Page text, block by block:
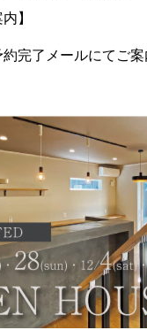
】
完了メールにてご